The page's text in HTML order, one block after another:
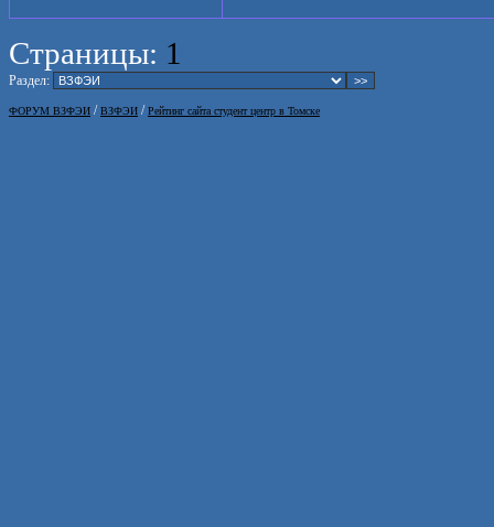
Страницы: 1
Раздел:
ФОРУМ ВЗФЭИ /ВЗФЭИ /Рейтинг сайта студент центр в Томске